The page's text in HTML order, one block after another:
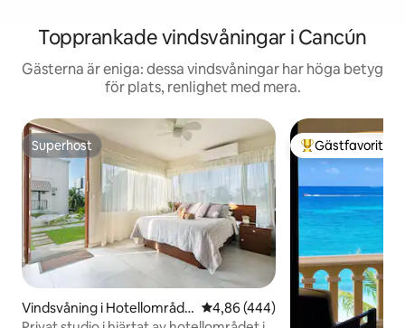
Topprankade vindsvåningar i Cancún
Gästerna är eniga: dessa vindsvåningar har höga betyg
för plats, renlighet med mera.
Superhost
Superhost
Vindsvåning i Hotellområde 4,86 av 5 i genomsnittligt
4,86 (444)
Populär
Gästfavorit